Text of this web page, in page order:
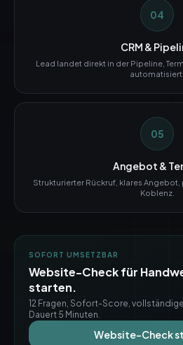
04
CRM &
Lead landet direkt in der Pipeline,
automatisiert.
05
Angebot &
Strukturierter Rückruf, klares
Koblenz.
SOFORT UMSETZBAR
Website-Check für
starten.
12 Fragen, Sofort-Score,
Dauert 5 Minuten.
Website-Check